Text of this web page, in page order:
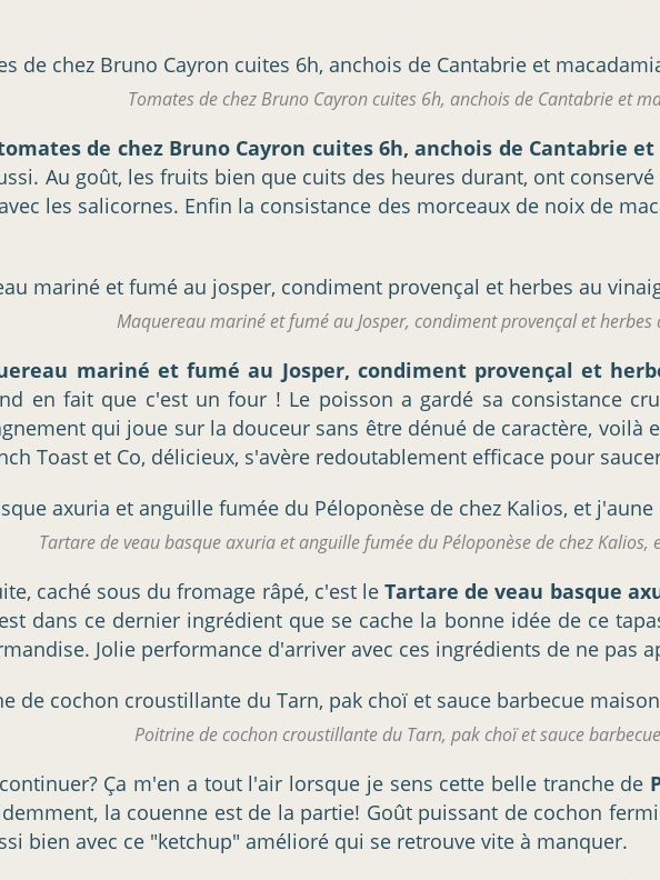
Tomates de chez Bruno Cayron cuites 6h, anchois de Cantabrie et
de chez Bruno Cayron cuites 6h, anchois de Cantabrie
Au goût, les fruits bien que cuits des heures durant, ont
les salicornes. Enfin la consistance des morceaux de noix de
Maquereau mariné et fumé au Josper, condiment provençal et herbes
mariné et fumé au Josper, condiment provençal et
en fait que c'est un four ! Le poisson a gardé sa consistance
qui joue sur la douceur sans être dénué de caractère, voilà
Toast et Co, délicieux, s'avère redoutablement efficace pour
Tartare de veau basque axuria et anguille fumée du Péloponèse de chez
caché sous du fromage râpé, c'est leTartare de veau basque
dans ce dernier ingrédient que se cache la bonne idée de ce
Jolie performance d'arriver avec ces ingrédients de ne pas
Poitrine de cochon croustillante du Tarn, pak choï et sauce
Ça m'en a tout l'air lorsque je sens cette belle tranche de
la couenne est de la partie! Goût puissant de cochon
bien avec ce "ketchup" amélioré qui se retrouve vite à manquer.